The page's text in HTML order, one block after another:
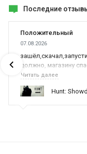
Последние
Положительный
07.08.2026
должно, магазину
время,нервы и
поддержку
оказываете помощь
Читать далее
Hunt: